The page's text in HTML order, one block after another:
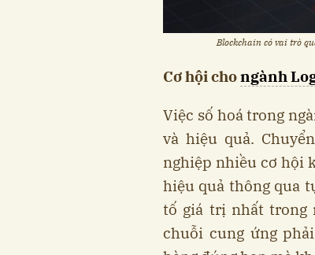
Blockchain có vai trò
Cơ hội chongành
Việc số hoá trong
và hiệu quả.
nghiệp nhiều cơ hội
hiệu quả thông qua
tố giá trị nhất trong
chuỗi cung ứng